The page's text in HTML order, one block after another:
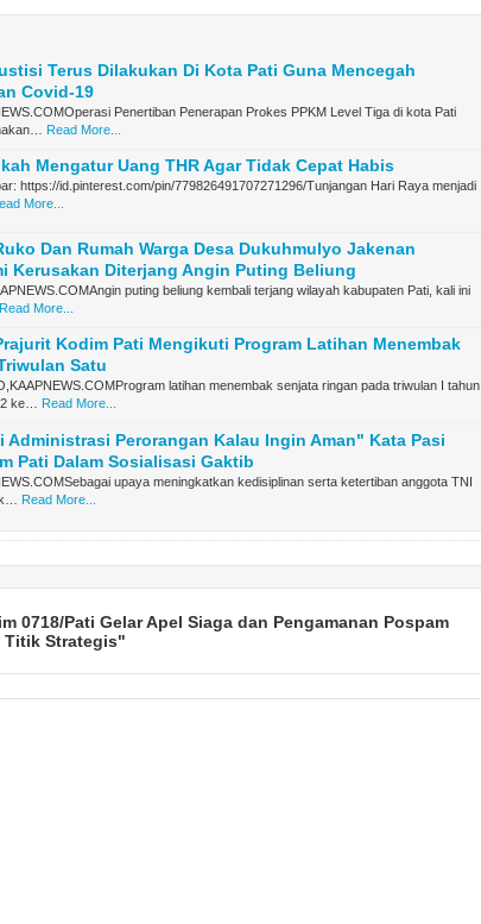
Terus Dilakukan Di Kota Pati Guna Mencegah
Covid-19
Penertiban Penerapan Prokes PPKM Level Tiga di kota Pati
Read More...
Mengatur Uang THR Agar Tidak Cepat Habis
https://id.pinterest.com/pin/779826491707271296/Tunjangan Hari Raya menjadi
More...
Dan Rumah Warga Desa Dukuhmulyo Jakenan
Kerusakan Diterjang Angin Puting Beliung
puting beliung kembali terjang wilayah kabupaten Pati, kali ini
Read More...
Kodim Pati Mengikuti Program Latihan Menembak
Satu
latihan menembak senjata ringan pada triwulan I tahun
ke… Read More...
Administrasi Perorangan Kalau Ingin Aman" Kata Pasi
Pati Dalam Sosialisasi Gaktib
upaya meningkatkan kedisiplinan serta ketertiban anggota TNI
Read More...
0718/Pati Gelar Apel Siaga dan Pengamanan Pospam
Titik Strategis"